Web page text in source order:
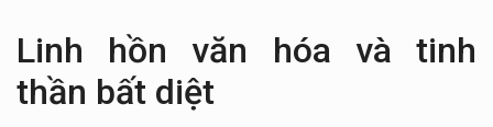
Linh hồn văn hóa và tinh
thần bất diệt